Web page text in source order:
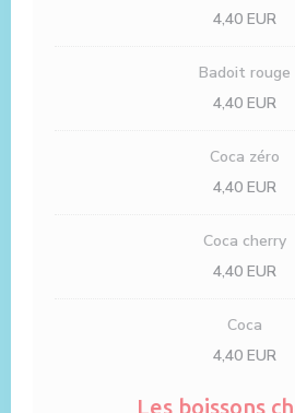
4,40 EUR
Badoit rouge
4,40 EUR
Coca zéro
4,40 EUR
Coca cherry
4,40 EUR
Coca
4,40 EUR
Les boissons